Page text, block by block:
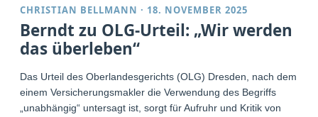
CHRISTIAN BELLMANN · 18. NOVEMBER 2025
Berndt zu OLG-Urteil: „Wir werden
das überleben“
Das Urteil des Oberlandesgerichts (OLG) Dresden, nach dem
einem Versicherungsmakler die Verwendung des Begriffs
„unabhängig“ untersagt ist, sorgt für Aufruhr und Kritik von